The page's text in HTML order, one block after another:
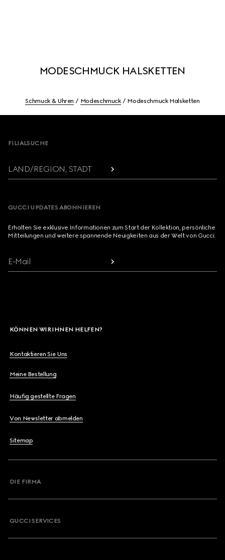
MODESCHMUCK HALSKETTEN
Schmuck & Uhren Modeschmuck Modeschmuck Halsketten
FILIALSUCHE
LAND/REGION, STADT
GUCCI UPDATES ABONNIEREN
Erhalten Sie exklusive Informationen zum Start der Kollektion, persönliche
Mitteilungen und weitere spannende Neuigkeiten aus der Welt von Gucci.
E-Mail
KÖNNEN WIR IHNEN HELFEN?
Kontaktieren Sie Uns
Meine Bestellung
Häufig gestellte Fragen
Von Newsletter abmelden
Sitemap
DIE FIRMA
GUCCI SERVICES